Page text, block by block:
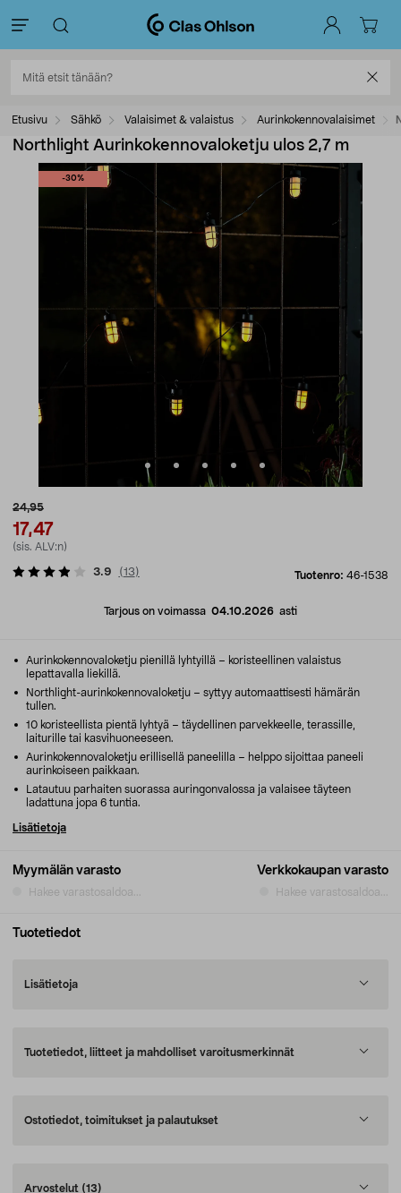
Etusivu Sähkö Valaisimet & valaistus Aurinkokennovalaisimet
Northlight Aurinkokennovaloketju ulos 2,7 m
-30%
24,95
17,47
(sis. ALV:n)
Tuotenro: 46-1538
3.9 (13)
Tarjous on voimassa 04.10.2026 asti
Myymälän varasto
Hakee varastosaldoa...
Verkkokaupan varasto
Hakee varastosaldoa...
Aurinkokennovaloketju pienillä lyhtyillä – koristeellinen valaistus
lepattavalla liekillä.
Northlight-aurinkokennovaloketju – syttyy automaattisesti hämärän
tullen.
10 koristeellista pientä lyhtyä – täydellinen parvekkeelle, terassille,
laiturille tai kasvihuoneeseen.
Aurinkokennovaloketju erillisellä paneelilla – helppo sijoittaa paneeli
aurinkoiseen paikkaan.
Latautuu parhaiten suorassa auringonvalossa ja valaisee täyteen
ladattuna jopa 6 tuntia.
Lisätietoja
Tuotetiedot
Lisätietoja
Tuotetiedot, liitteet ja mahdolliset varoitusmerkinnät
Ostotiedot, toimitukset ja palautukset
Arvostelut (13)